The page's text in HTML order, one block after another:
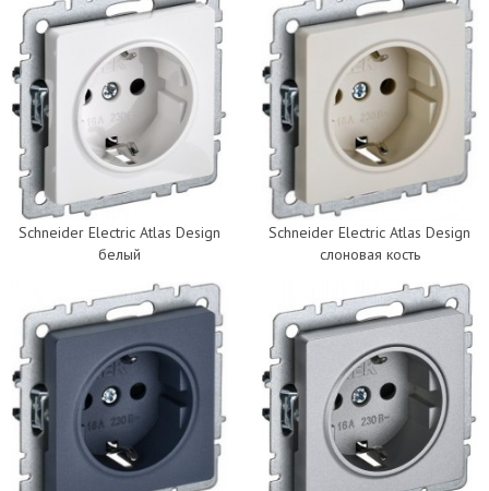
Schneider Electric Atlas Design
белый
Schneider Electric Atlas Design
слоновая кость